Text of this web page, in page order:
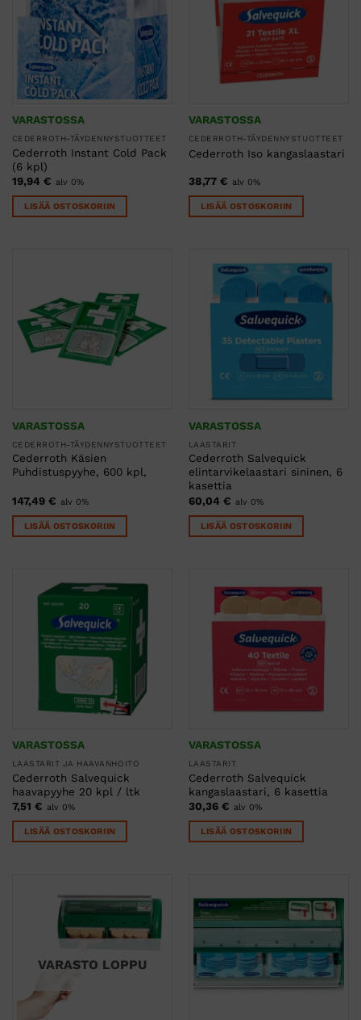
VARASTOSSA
CEDERROTH-TÄYDENNYSTUOTTEET
Cederroth Instant Cold Pack
(6 kpl)
19,94 € alv 0%
LISÄÄ OSTOSKORIIN
VARASTOSSA
CEDERROTH-TÄYDENNYSTUOTTEET
Cederroth Iso kangaslaastari
38,77 € alv 0%
LISÄÄ OSTOSKORIIN
VARASTOSSA
CEDERROTH-TÄYDENNYSTUOTTEET
Cederroth Käsien
Puhdistuspyyhe, 600 kpl,
147,49 € alv 0%
LISÄÄ OSTOSKORIIN
VARASTOSSA
LAASTARIT
Cederroth Salvequick
elintarvikelaastari sininen, 6
kasettia
60,04 € alv 0%
LISÄÄ OSTOSKORIIN
VARASTOSSA
LAASTARIT JA HAAVANHOITO
Cederroth Salvequick
haavapyyhe 20 kpl / ltk
7,51 € alv 0%
LISÄÄ OSTOSKORIIN
VARASTOSSA
LAASTARIT
Cederroth Salvequick
kangaslaastari, 6 kasettia
30,36 € alv 0%
LISÄÄ OSTOSKORIIN
VARASTO LOPPU